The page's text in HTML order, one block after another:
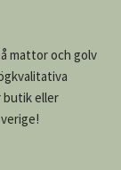
mattor och golv
butik eller